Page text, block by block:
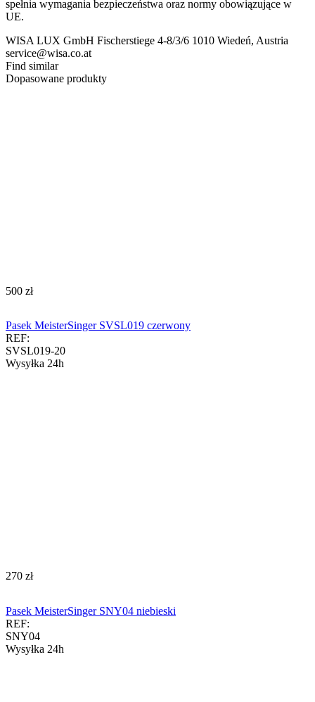
spełnia wymagania bezpieczeństwa oraz normy obowiązujące w
UE.
WISA LUX GmbH Fischerstiege 4-8/3/6 1010 Wiedeń, Austria
service@wisa.co.at
Find similar
Dopasowane produkty
‍500‍ zł
Pasek MeisterSinger SVSL019 czerwony
REF:
SVSL019-20
Wysyłka 24h
‍270‍ zł
Pasek MeisterSinger SNY04 niebieski
REF:
SNY04
Wysyłka 24h